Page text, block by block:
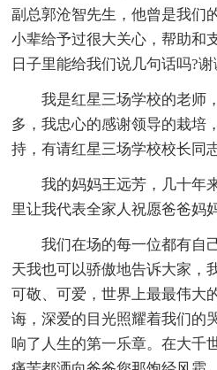
副总郭沧智先生，他曾是我们
小辈给予过很大关心，帮助和
日子里能给我们说几句话吗?谢
我是红星三场学校的老师
多，我忠心的感谢领导的栽培
持，有请红星三场学校校长同
我的妈妈王远芳，几十年
里让我代表全家人祝愿爸爸妈
我们在场的每一位都有自
天我也可以骄傲地告诉大家，
可敬、可爱，世界上最最伟大
诲，深爱的目光照耀着我们的
响了人生的第一乐章。在大千